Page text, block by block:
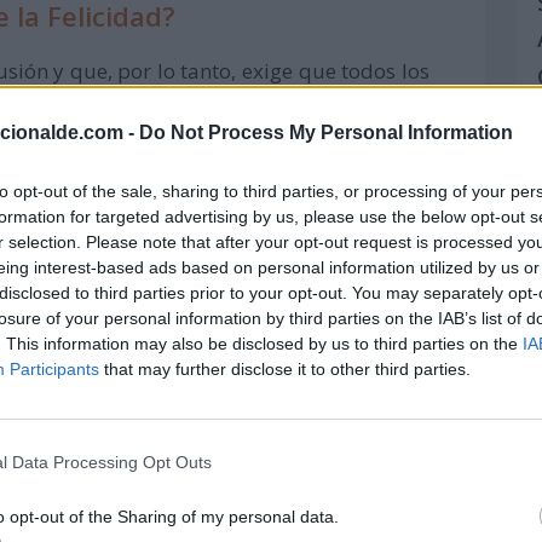
- Do Not Process My Personal Information
opt-out of the sale, sharing to third parties, or processing of your
for targeted advertising by us, please use the below opt-out
selection. Please note that after your opt-out request is processed
interest-based ads based on personal information utilized by us
to third parties prior to your opt-out. You may separately
of your personal information by third parties on the IAB’s list of
This information may also be disclosed by us to third parties on the
Participants that may further disclose it to other third parties.
Data Processing Opt Outs
opt-out of the Sharing of my personal data.
la Felicidad?
y que, por lo tanto, exige que todos los
como parte de sus políticas sociales y
pueda existir una verdadera equidad y
a alcanzar la tan anhelada felicidad que